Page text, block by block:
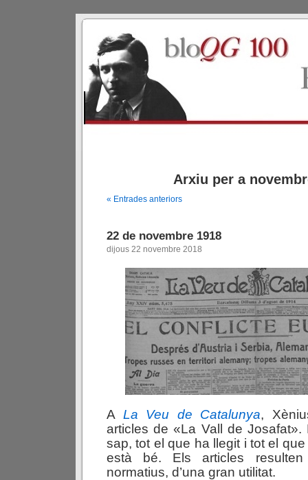
Arxiu per a
« Entrades anteriors
22 de novembre 1918
dijous 22 novembre 2018
A La Veu de Catalunya,
articles de «La Vall de
sap, tot el que ha llegit i tot el
està bé. Els articles
normatius, d’una gran utilitat.